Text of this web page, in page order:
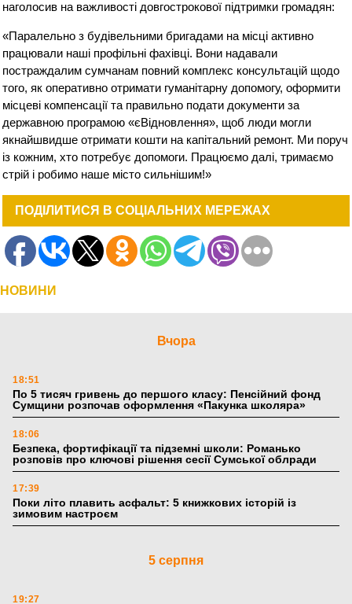
наголосив на важливості довгострокової підтримки громадян:
«Паралельно з будівельними бригадами на місці активно
працювали наші профільні фахівці. Вони надавали
постраждалим сумчанам повний комплекс консультацій щодо
того, як оперативно отримати гуманітарну допомогу, оформити
місцеві компенсації та правильно подати документи за
державною програмою «єВідновлення», щоб люди могли
якнайшвидше отримати кошти на капітальний ремонт. Ми поруч
із кожним, хто потребує допомоги. Працюємо далі, тримаємо
стрій і робимо наше місто сильнішим!»
ПОДІЛИТИСЯ В СОЦІАЛЬНИХ МЕРЕЖАХ
НОВИНИ
Вчора
18:51
По 5 тисяч гривень до першого класу: Пенсійний фонд
Сумщини розпочав оформлення «Пакунка школяра»
18:06
Безпека, фортифікації та підземні школи: Романько
розповів про ключові рішення сесії Сумської облради
17:39
Поки літо плавить асфальт: 5 книжкових історій із
зимовим настроєм
5 серпня
19:27